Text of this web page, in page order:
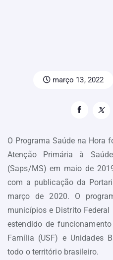
março 13, 2022
O Programa Saúde na Hora
Atenção Primária à
(Saps/MS) em maio de
com a publicação da
março de 2020. O
municípios e Distrito
estendido de
Família (USF) e Unidades
todo o território brasileiro.